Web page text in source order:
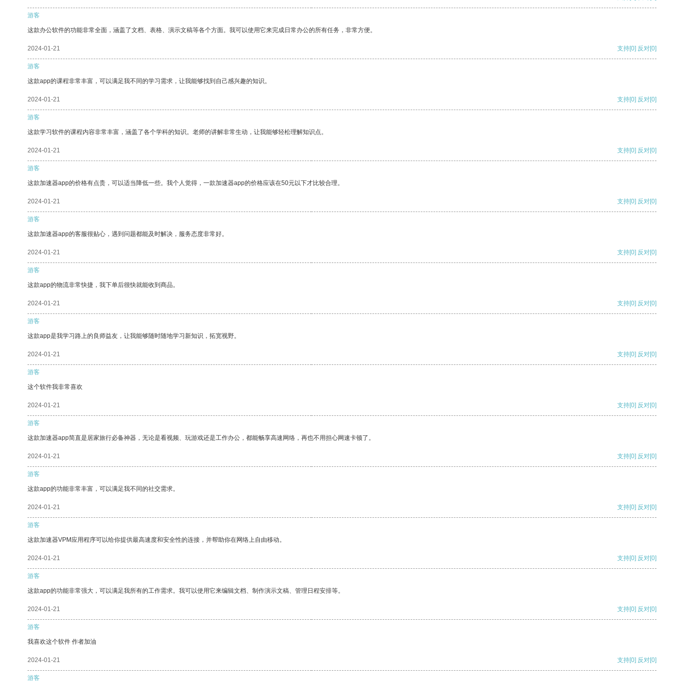
游客
这款办公软件的功能非常全面，涵盖了文档、表格、演示文稿等各个方面。我可以使用它来完成日常办公的所有任务，非常方便。
2024-01-21 支持[0] 反对[0]
游客
这款app的课程非常丰富，可以满足我不同的学习需求，让我能够找到自己感兴趣的知识。
2024-01-21 支持[0] 反对[0]
游客
这款学习软件的课程内容非常丰富，涵盖了各个学科的知识。老师的讲解非常生动，让我能够轻松理解知识点。
2024-01-21 支持[0] 反对[0]
游客
这款加速器app的价格有点贵，可以适当降低一些。我个人觉得，一款加速器app的价格应该在50元以下才比较合理。
2024-01-21 支持[0] 反对[0]
游客
这款加速器app的客服很贴心，遇到问题都能及时解决，服务态度非常好。
2024-01-21 支持[0] 反对[0]
游客
这款app的物流非常快捷，我下单后很快就能收到商品。
2024-01-21 支持[0] 反对[0]
游客
这款app是我学习路上的良师益友，让我能够随时随地学习新知识，拓宽视野。
2024-01-21 支持[0] 反对[0]
游客
这个软件我非常喜欢
2024-01-21 支持[0] 反对[0]
游客
这款加速器app简直是居家旅行必备神器，无论是看视频、玩游戏还是工作办公，都能畅享高速网络，再也不用担心网速卡顿了。
2024-01-21 支持[0] 反对[0]
游客
这款app的功能非常丰富，可以满足我不同的社交需求。
2024-01-21 支持[0] 反对[0]
游客
这款加速器VPM应用程序可以给你提供最高速度和安全性的连接，并帮助你在网络上自由移动。
2024-01-21 支持[0] 反对[0]
游客
这款app的功能非常强大，可以满足我所有的工作需求。我可以使用它来编辑文档、制作演示文稿、管理日程安排等。
2024-01-21 支持[0] 反对[0]
游客
我喜欢这个软件 作者加油
2024-01-21 支持[0] 反对[0]
游客